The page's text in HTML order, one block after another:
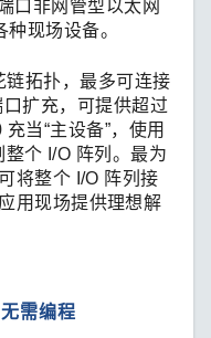
口非网管型以太网
现场设备。
拓扑，最多可连接
扩充，可提供超过
当“主设备”，使用
个 I/O 阵列。最为
将整个 I/O 阵列接
用现场提供理想解
需编程